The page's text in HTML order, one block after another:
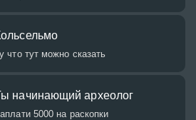
что тут можно сказать
начинающий археолог
5000 на раскопки